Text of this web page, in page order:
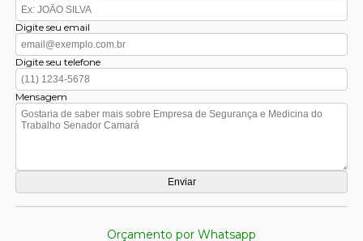
Digite seu email
Digite seu telefone
Mensagem
Orçamento por Whatsapp